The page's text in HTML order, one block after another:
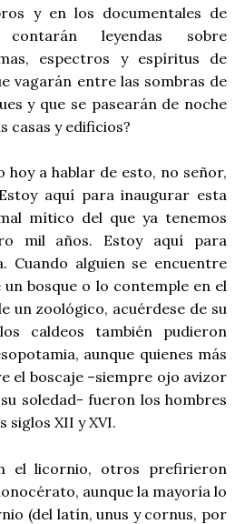
y en los documentales de
contarán leyendas sobre
espectros y espíritus de
vagarán entre las sombras de
y que se pasearán de noche
casas y edificios?
hoy a hablar de esto, no señor,
aquí para inaugurar esta
mítico del que ya tenemos
mil años. Estoy aquí para
Cuando alguien se encuentre
bosque o lo contemple en el
un zoológico, acuérdese de su
caldeos también pudieron
aunque quienes más
el boscaje –siempre ojo avizor
soledad- fueron los hombres
siglos XII y XVI.
el licornio, otros prefirieron
aunque la mayoría lo
(del latín, unus y cornus, por